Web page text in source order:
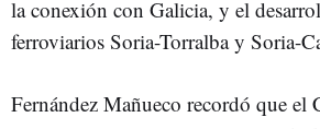
la conexión con Galicia, y el
ferroviarios Soria-Torralba y Soria-
Fernández Mañueco recordó que el